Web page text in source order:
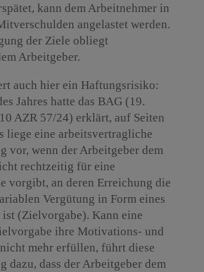
kann dem Arbeitnehmer in
angelastet werden.
der Ziele obliegt
Arbeitgeber.
auch hier ein Haftungsrisiko:
Jahres hatte das BAG (19.
AZR 57/24) erklärt, auf Seiten
liege eine arbeitsvertragliche
vor, wenn der Arbeitgeber dem
rechtzeitig für eine
vorgibt, an deren Erreichung die
Vergütung in Form eines
(Zielvorgabe). Kann eine
ihre Motivations- und
mehr erfüllen, führt diese
dazu, dass der Arbeitgeber dem